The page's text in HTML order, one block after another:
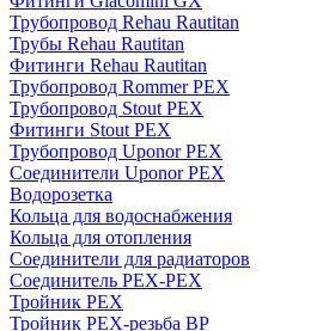
Трубопровод Rehau Rautitan
Трубы Rehau Rautitan
Фитинги Rehau Rautitan
Трубопровод Rommer PEX
Трубопровод Stout PEX
Фитинги Stout PEX
Трубопровод Uponor PEX
Соединители Uponor PEX
Водорозетка
Кольца для водоснабжения
Кольца для отопления
Соединители для радиаторов
Соединитель PEX-PEX
Тройник PEX
Тройник PEX-резьба ВР